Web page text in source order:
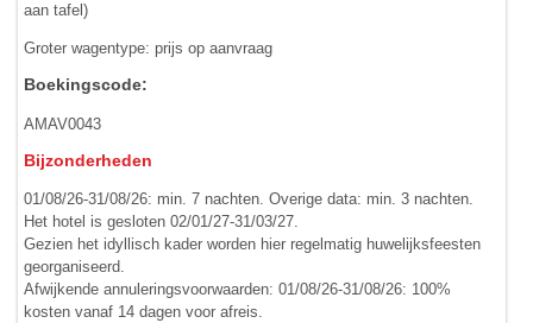
aan tafel)
Groter wagentype: prijs op aanvraag
Boekingscode:
AMAV0043
Bijzonderheden
01/08/26-31/08/26: min. 7 nachten. Overige data: min. 3 nachten.
Het hotel is gesloten 02/01/27-31/03/27.
Gezien het idyllisch kader worden hier regelmatig huwelijksfeesten
georganiseerd.
Afwijkende annuleringsvoorwaarden: 01/08/26-31/08/26: 100%
kosten vanaf 14 dagen voor afreis.